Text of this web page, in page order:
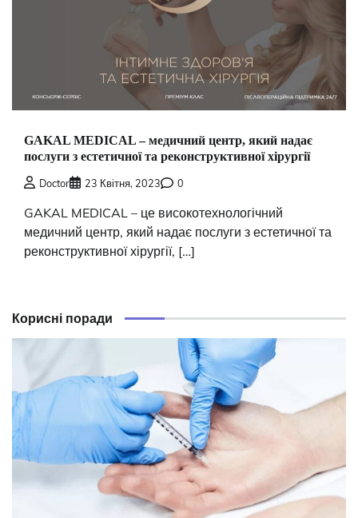
GAKAL MEDICAL – медичний центр, який надає
послуги з естетичної та реконструктивної хірургії
Doctor 23 Квітня, 2023 0
GAKAL MEDICAL – це високотехнологічний
медичний центр, який надає послуги з естетичної та
реконструктивної хірургії, […]
Корисні поради